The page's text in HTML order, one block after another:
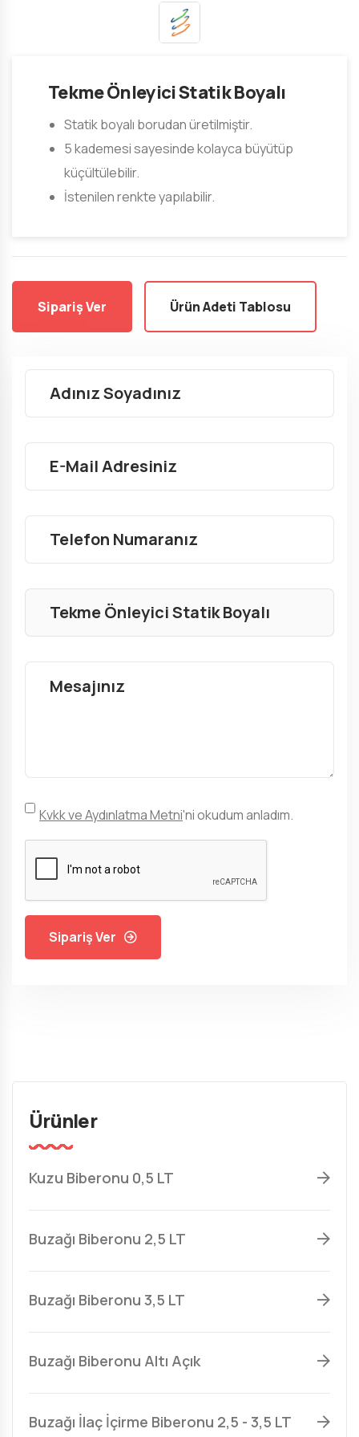
Tekme Önleyici Statik Boyalı
Statik boyalı borudan üretilmiştir.
5 kademesi sayesinde kolayca büyütüp
küçültülebilir.
İstenilen renkte yapılabilir.
Sipariş Ver Ürün Adeti Tablosu
Kvkk ve Aydınlatma Metni'ni okudum anladım.
Sipariş Ver
Ürünler
Kuzu Biberonu 0,5 LT
Buzağı Biberonu 2,5 LT
Buzağı Biberonu 3,5 LT
Buzağı Biberonu Altı Açık
Buzağı İlaç İçirme Biberonu 2,5 - 3,5 LT